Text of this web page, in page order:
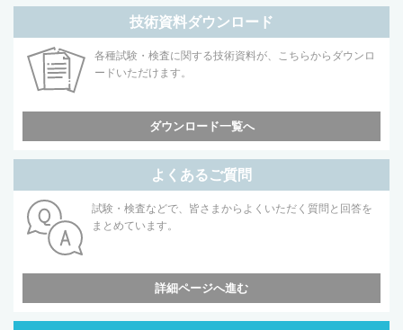
技術資料ダウンロード
各種試験・検査に関する技術資料が、こちらからダウンロ
ードいただけます。
ダウンロード一覧へ
よくあるご質問
試験・検査などで、皆さまからよくいただく質問と回答を
まとめています。
詳細ページへ進む